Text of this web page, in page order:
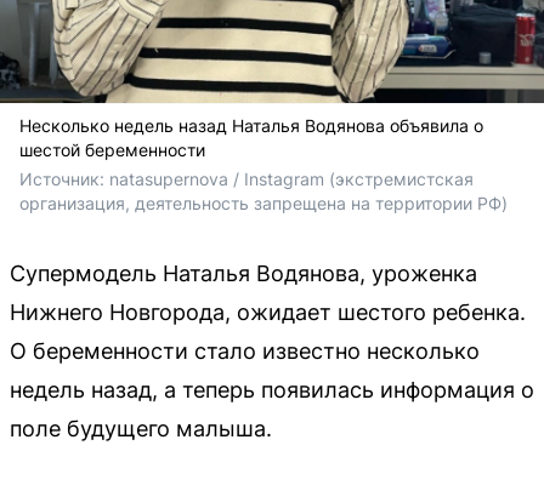
Несколько недель назад Наталья Водянова объявила о
шестой беременности
Источник: natasupernova / Instagram (экстремистская
организация, деятельность запрещена на территории РФ)
Супермодель Наталья Водянова, уроженка
Нижнего Новгорода, ожидает шестого ребенка.
О беременности стало известно несколько
недель назад, а теперь появилась информация о
поле будущего малыша.